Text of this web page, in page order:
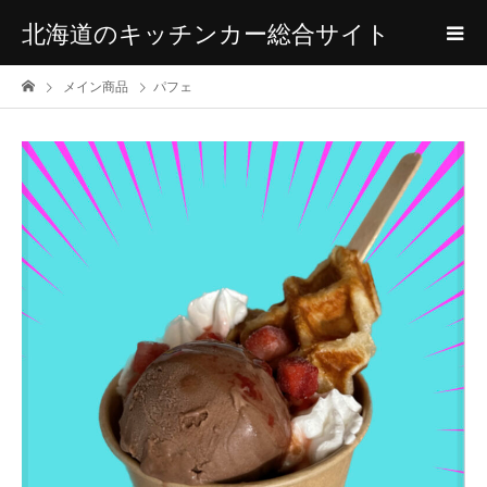
北海道のキッチンカー総合サイト
メイン商品 パフェ